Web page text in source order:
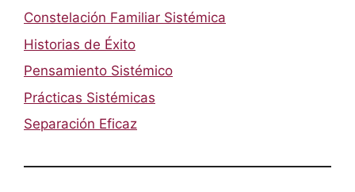
Constelación Familiar Sistémica
Historias de Éxito
Pensamiento Sistémico
Prácticas Sistémicas
Separación Eficaz